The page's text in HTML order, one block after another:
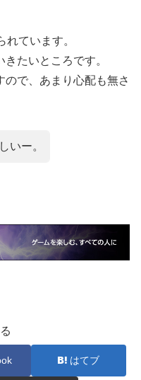
ています。
たいところです。
ので、あまり心配も無さ
いー。
はてブ